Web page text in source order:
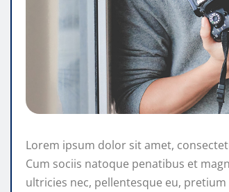
Lorem ipsum dolor sit amet,
Cum sociis natoque penatibus et
ultricies nec, pellentesque eu,